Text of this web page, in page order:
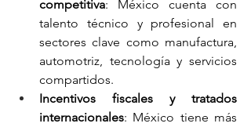
competitiva: México cuenta con
talento técnico y profesional en
sectores clave como manufactura,
automotriz, tecnología y servicios
compartidos.
Incentivos fiscales y tratados
internacionales: México tiene más